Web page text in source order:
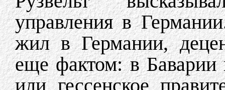
управления в
жил в Германии,
еще фактом: в Баварии
или гессенское